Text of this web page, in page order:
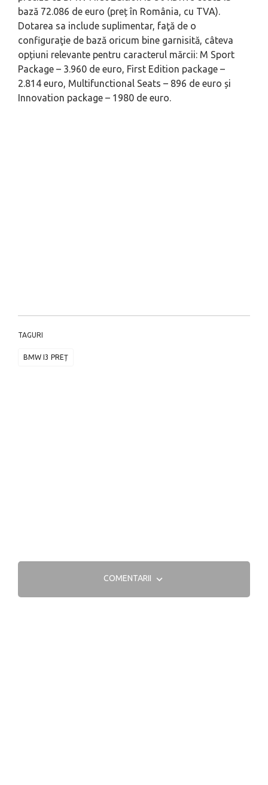
bază 72.086 de euro (preț în România, cu TVA).
Dotarea sa include suplimentar, faţă de o
configuraţie de bază oricum bine garnisită, câteva
opțiuni relevante pentru caracterul mărcii: M Sport
Package – 3.960 de euro, First Edition package –
2.814 euro, Multifunctional Seats – 896 de euro și
Innovation package – 1980 de euro.
TAGURI
BMW I3 PREȚ
COMENTARII